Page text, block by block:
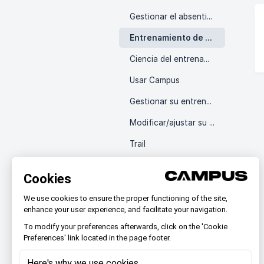
Gestionar el absentismo
Entrenamiento de fuerza
Ciencia del entrenamiento
Usar Campus
Gestionar su entrenamiento
Modificar/ajustar su plan de entrenamiento
Trail